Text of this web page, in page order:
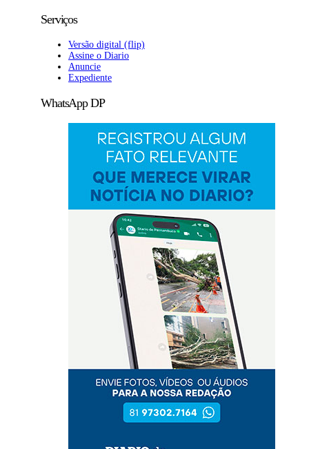
Serviços
Versão digital (flip)
Assine o Diario
Anuncie
Expediente
WhatsApp DP